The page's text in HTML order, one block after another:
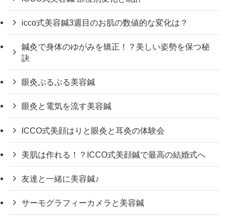
icco式美容鍼3週目のお肌の数値的な変化は？
鍼灸で身体のゆがみを矯正！？美しい姿勢を保つ秘
訣
眼灸ぷるぷる美容鍼
眼灸と電気を流す美容鍼
ICCO式美顔はりと眼灸と耳灸の体験会
美肌は作れる！？ICCO式美顔鍼で最高の結婚式へ
友達と一緒に美容鍼♪
サーモグラフィーカメラと美容鍼